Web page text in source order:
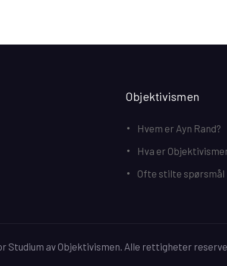
Objektivismen
Hvem er Ayn Rand?
Hva er
Ofte stilte spørsmål
Studium av Objektivismen. Alle rettigheter